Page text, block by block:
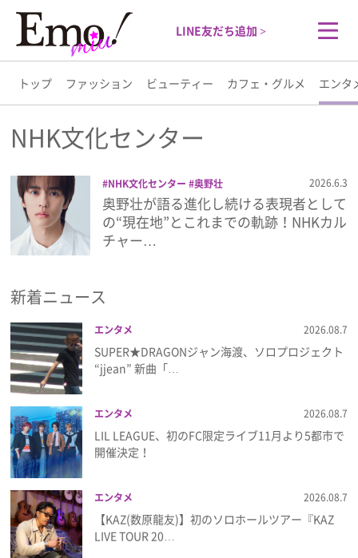
LINE友だち追加 >
トップ ファッション ビューティー カフェ・グルメ エンタ
トップ
ファッション
ビューティー
カフェ・グルメ
エンタメ
ライフスタイル
プレゼント
インタビュー
フィルム
Emoメン
NHK文化センター
NHK文化センター 奥野壮 2026.6.3
奥野壮が語る進化し続ける表現者として
の“現在地”とこれまでの軌跡！NHKカル
チャー…
新着ニュース
エンタメ 2026.08.7
SUPER★DRAGONジャン海渡、ソロプロジェクト
“jjean” 新曲「…
エンタメ 2026.08.7
LIL LEAGUE、初のFC限定ライブ11月より5都市で
開催決定！
エンタメ 2026.08.7
【KAZ(数原龍友)】初のソロホールツアー『KAZ
LIVE TOUR 20…